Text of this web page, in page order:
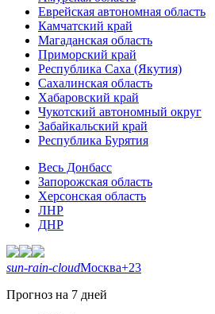
Еврейская автономная область
Камчатский край
Магаданская область
Приморский край
Республика Саха (Якутия)
Сахалинская область
Хабаровский край
Чукотский автономный округ
Забайкальский край
Республика Бурятия
Весь Донбасс
Запорожская область
Херсонская область
ЛНР
ДНР
sun-rain-cloudМосква+23
Прогноз на 7 дней